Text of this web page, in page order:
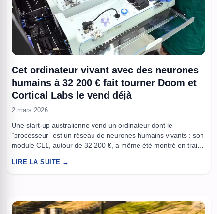
Cet ordinateur vivant avec des neurones
humains à 32 200 € fait tourner Doom et
Cortical Labs le vend déjà
2 mars 2026
Une start-up australienne vend un ordinateur dont le
“processeur” est un réseau de neurones humains vivants : son
module CL1, autour de 32 200 €, a même été montré en train
d’IA, on imagine des GPU et des data centers, pas des cellules
LIRE LA SUITE →